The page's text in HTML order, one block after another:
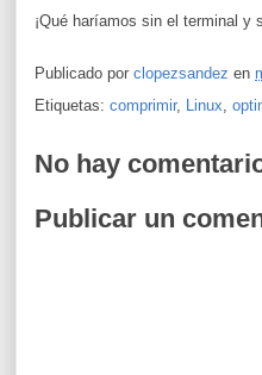
¡Qué haríamos sin el terminal y
Publicado por clopezsandez en
Etiquetas: comprimir, Linux,
No hay
Publicar un